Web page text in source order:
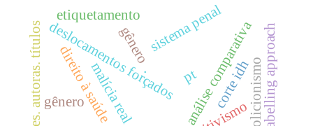
análise comparativa
deslocamentos forçados
direito à saúdegênero
pt
autores. autoras. títulos .
gênero
sistema penal
abolicionismo
etiquetamento
labelling approach
corte idh
malícia real